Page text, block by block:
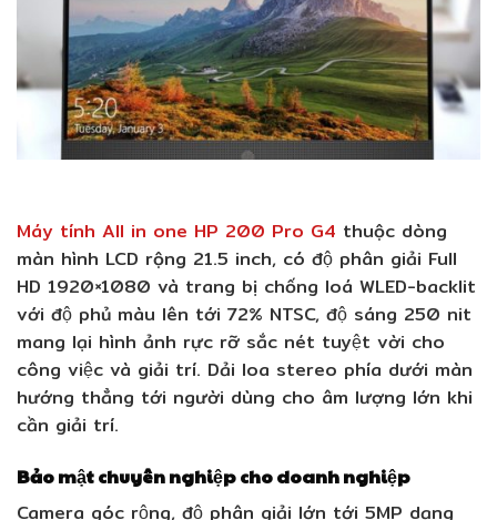
Máy tính All in one HP 200 Pro G4 thuộc dòng
màn hình LCD rộng 21.5 inch, có độ phân giải Full
HD 1920×1080 và trang bị chống loá WLED-backlit
với độ phủ màu lên tới 72% NTSC, độ sáng 250 nit
mang lại hình ảnh rực rỡ sắc nét tuyệt vời cho
công việc và giải trí. Dải loa stereo phía dưới màn
hướng thẳng tới người dùng cho âm lượng lớn khi
cần giải trí.
Bảo mật chuyên nghiệp cho doanh nghiệp
Camera góc rộng, độ phân giải lớn tới 5MP dạng